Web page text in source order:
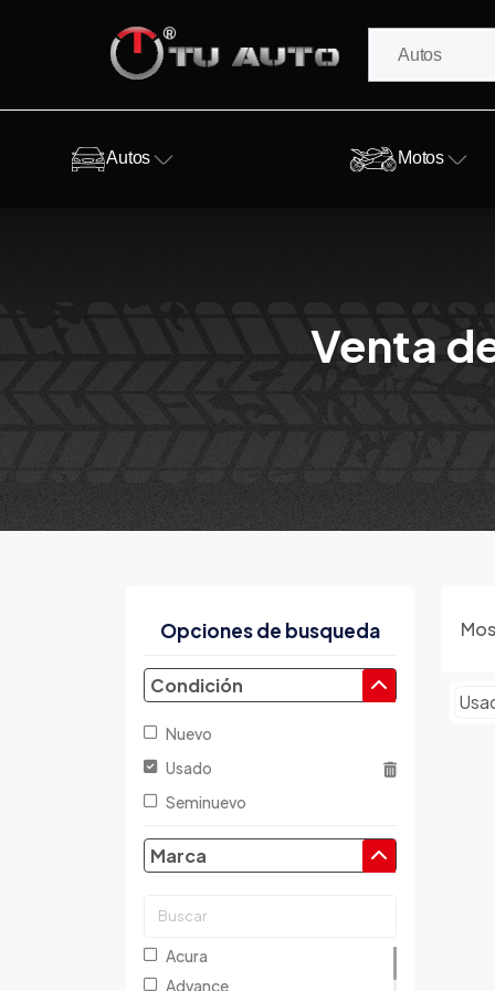
Autos Motos
Venta
Opciones de busqueda
Condición
Nuevo
Usado
Seminuevo
Marca
Acura
Advance